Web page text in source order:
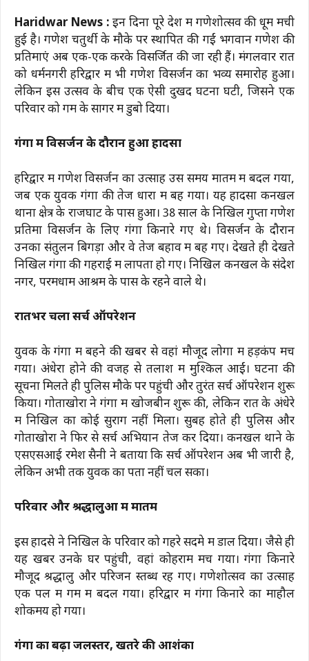
Haridwar News : इन दिनों पूरे देश में गणेशोत्सव की धूम मची
हुई है। गणेश चतुर्थी के मौके पर स्थापित की गईं भगवान गणेश की
प्रतिमाएं अब एक-एक करके विसर्जित की जा रही हैं। मंगलवार रात
को धर्मनगरी हरिद्वार में भी गणेश विसर्जन का भव्य समारोह हुआ।
लेकिन इस उत्सव के बीच एक ऐसी दुखद घटना घटी, जिसने एक
परिवार को गम के सागर में डुबो दिया।
गंगा में विसर्जन के दौरान हुआ हादसा
हरिद्वार में गणेश विसर्जन का उत्साह उस समय मातम में बदल गया,
जब एक युवक गंगा की तेज धारा में बह गया। यह हादसा कनखल
थाना क्षेत्र के राजघाट के पास हुआ। 38 साल के निखिल गुप्ता गणेश
प्रतिमा विसर्जन के लिए गंगा किनारे गए थे। विसर्जन के दौरान
उनका संतुलन बिगड़ा और वे तेज बहाव में बह गए। देखते ही देखते
निखिल गंगा की गहराई में लापता हो गए। निखिल कनखल के संदेश
नगर, परमधाम आश्रम के पास के रहने वाले थे।
रातभर चला सर्च ऑपरेशन
युवक के गंगा में बहने की खबर से वहां मौजूद लोगों में हड़कंप मच
गया। अंधेरा होने की वजह से तलाश में मुश्किलें आईं। घटना की
सूचना मिलते ही पुलिस मौके पर पहुंची और तुरंत सर्च ऑपरेशन शुरू
किया। गोताखोरों ने गंगा में खोजबीन शुरू की, लेकिन रात के अंधेरे
में निखिल का कोई सुराग नहीं मिला। सुबह होते ही पुलिस और
गोताखोरों ने फिर से सर्च अभियान तेज कर दिया। कनखल थाने के
एसएसआई रमेश सैनी ने बताया कि सर्च ऑपरेशन अब भी जारी है,
लेकिन अभी तक युवक का पता नहीं चल सका।
परिवार और श्रद्धालुओं में मातम
इस हादसे ने निखिल के परिवार को गहरे सदमे में डाल दिया। जैसे ही
यह खबर उनके घर पहुंची, वहां कोहराम मच गया। गंगा किनारे
मौजूद श्रद्धालु और परिजन स्तब्ध रह गए। गणेशोत्सव का उत्साह
एक पल में गम में बदल गया। हरिद्वार में गंगा किनारे का माहौल
शोकमय हो गया।
गंगा का बढ़ा जलस्तर, खतरे की आशंका